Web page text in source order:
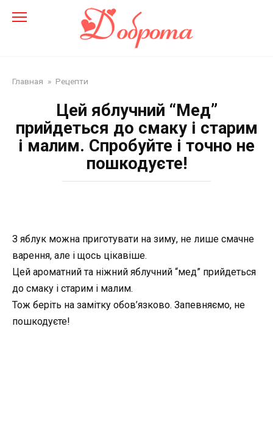
Главная » Рецепти
Цей яблучний “Мед”
прийдеться до смаку і старим
і малим. Спробуйте і точно не
пошкодуєте!
З яблук можна приготувати на зиму, не лише смачне
варення, але і щось цікавіше.
Цей ароматний та ніжний яблучний “мед” прийдеться
до смаку і старим і малим.
Тож беріть на замітку обов’язково. Запевняємо, не
пошкодуєте!